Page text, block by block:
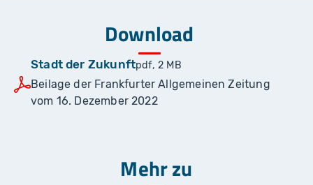
Download
Stadt der Zukunftpdf, 2 MB
Beilage der Frankfurter Allgemeinen Zeitung
vom 16. Dezember 2022
Mehr zu